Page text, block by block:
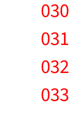
030
031
032
033